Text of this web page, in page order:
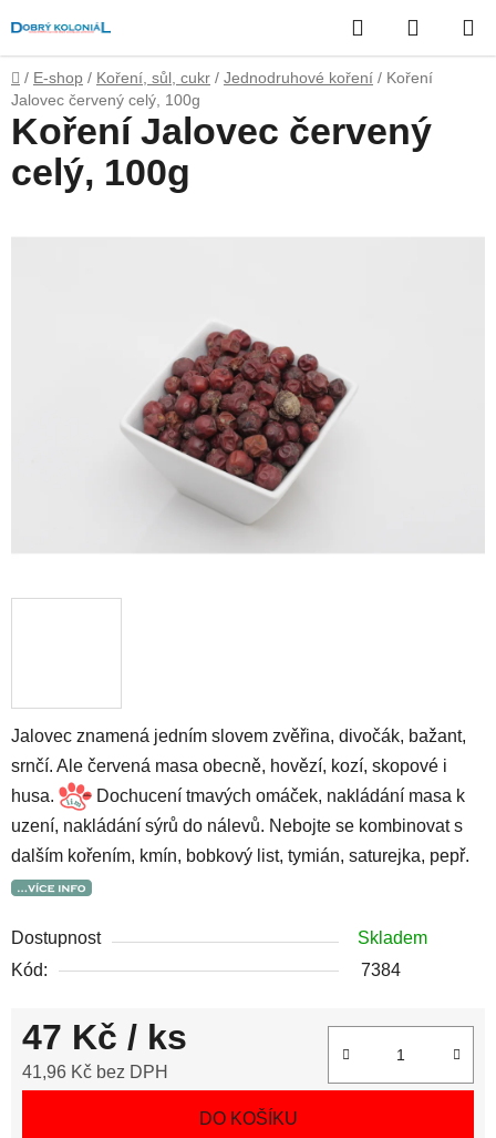
na
obsah
Hledat
KOŠÍK
Domů
/ E-shop / Koření, sůl, cukr / Jednodruhové koření / Koření
Jalovec červený celý, 100g
Jalovec znamená jedním slovem zvěřina, divočák, bažant,
srnčí. Ale červená masa obecně, hovězí, kozí, skopové i
husa.
Dochucení tmavých omáček, nakládání masa k
uzení, nakládání sýrů do nálevů. Nebojte se kombinovat s
dalším kořením, kmín, bobkový list, tymián, saturejka, pepř.
Dostupnost
Skladem
Kód:
7384
47 Kč / ks
41,96 Kč bez DPH
DO KOŠÍKU
Koření Jalovec červený
celý, 100g